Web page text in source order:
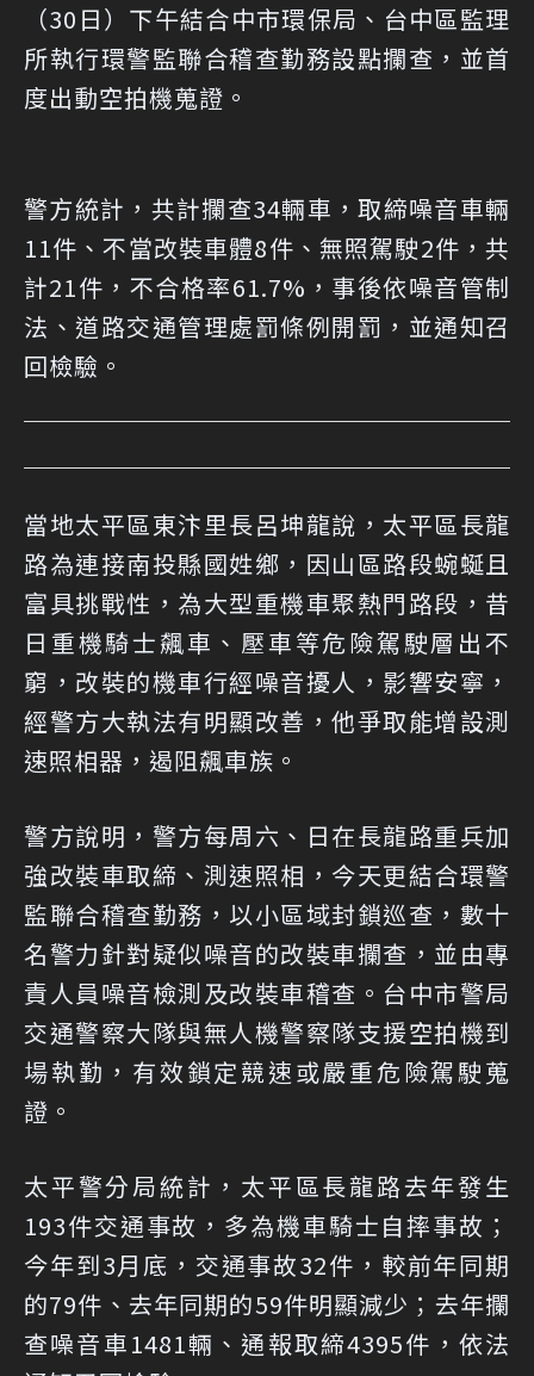
（30日）下午結合中市環保局、台中區監理
所執行環警監聯合稽查勤務設點攔查，並首
度出動空拍機蒐證。
警方統計，共計攔查34輛車，取締噪音車輛
11件、不當改裝車體8件、無照駕駛2件，共
計21件，不合格率61.7%，事後依噪音管制
法、道路交通管理處罰條例開罰，並通知召
回檢驗。
當地太平區東汴里長呂坤龍說，太平區長龍
路為連接南投縣國姓鄉，因山區路段蜿蜒且
富具挑戰性，為大型重機車聚熱門路段，昔
日重機騎士飆車、壓車等危險駕駛層出不
窮，改裝的機車行經噪音擾人，影響安寧，
經警方大執法有明顯改善，他爭取能增設測
速照相器，遏阻飆車族。
警方說明，警方每周六、日在長龍路重兵加
強改裝車取締、測速照相，今天更結合環警
監聯合稽查勤務，以小區域封鎖巡查，數十
名警力針對疑似噪音的改裝車攔查，並由專
責人員噪音檢測及改裝車稽查。台中市警局
交通警察大隊與無人機警察隊支援空拍機到
場執勤，有效鎖定競速或嚴重危險駕駛蒐
證。
太平警分局統計，太平區長龍路去年發生
193件交通事故，多為機車騎士自摔事故；
今年到3月底，交通事故32件，較前年同期
的79件、去年同期的59件明顯減少；去年攔
查噪音車1481輛、通報取締4395件，依法